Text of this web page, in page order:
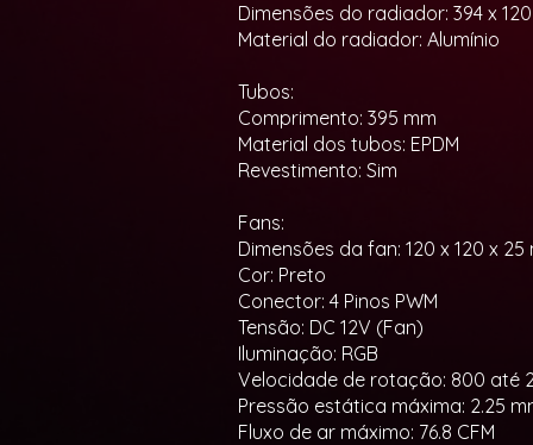
Dimensões do radiador: 394 x
Material do radiador: Alumínio
Tubos:
Comprimento: 395 mm
Material dos tubos: EPDM
Revestimento: Sim
Fans:
Dimensões da fan: 120 x 120 x 25
Cor: Preto
Conector: 4 Pinos PWM
Tensão: DC 12V (Fan)
Iluminação: RGB
Velocidade de rotação: 800 até
Pressão estática máxima: 2.25
Fluxo de ar máximo: 76.8 CFM